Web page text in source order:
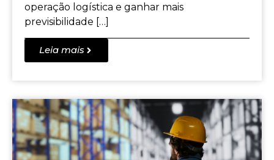
operação logística e ganhar mais
previsibilidade […]
Leia mais